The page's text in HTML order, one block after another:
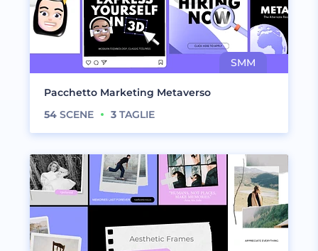
Pacchetto Marketing Metaverso
54 SCENE 3 TAGLIE